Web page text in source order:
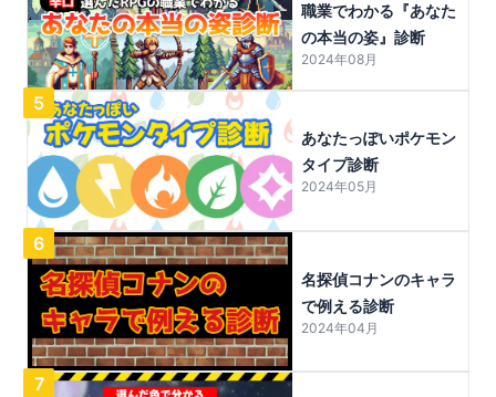
職業でわかる『あなた
の本当の姿』診断
2024年08月
5
あなたっぽいポケモン
タイプ診断
2024年05月
6
名探偵コナンのキャラ
で例える診断
2024年04月
7